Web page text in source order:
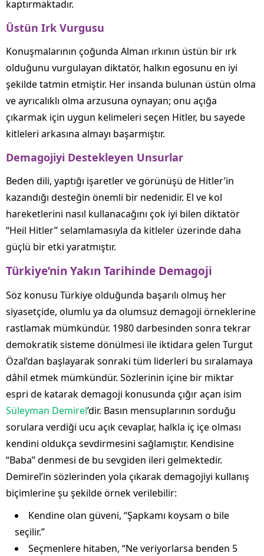
kaptırmaktadır.
Üstün Irk Vurgusu
Konuşmalarının çoğunda Alman ırkının üstün bir ırk
olduğunu vurgulayan diktatör, halkın egosunu en iyi
şekilde tatmin etmiştir. Her insanda bulunan üstün olma
ve ayrıcalıklı olma arzusuna oynayan; onu açığa
çıkarmak için uygun kelimeleri seçen Hitler, bu sayede
kitleleri arkasına almayı başarmıştır.
Demagojiyi Destekleyen Unsurlar
Beden dili, yaptığı işaretler ve görünüşü de Hitler’in
kazandığı desteğin önemli bir nedenidir. El ve kol
hareketlerini nasıl kullanacağını çok iyi bilen diktatör
“Heil Hitler” selamlamasıyla da kitleler üzerinde daha
güçlü bir etki yaratmıştır.
Türkiye’nin Yakın Tarihinde Demagoji
Söz konusu Türkiye olduğunda başarılı olmuş her
siyasetçide, olumlu ya da olumsuz demagoji örneklerine
rastlamak mümkündür. 1980 darbesinden sonra tekrar
demokratik sisteme dönülmesi ile iktidara gelen Turgut
Özal’dan başlayarak sonraki tüm liderleri bu sıralamaya
dâhil etmek mümkündür. Sözlerinin içine bir miktar
espri de katarak demagoji konusunda çığır açan isim
Süleyman Demirel’dir. Basın mensuplarının sorduğu
sorulara verdiği ucu açık cevaplar, halkla iç içe olması
kendini oldukça sevdirmesini sağlamıştır. Kendisine
“Baba” denmesi de bu sevgiden ileri gelmektedir.
Demirel’in sözlerinden yola çıkarak demagojiyi kullanış
biçimlerine şu şekilde örnek verilebilir:
Kendine olan güveni, “Şapkamı koysam o bile
seçilir.”
Seçmenlere hitaben, “Ne veriyorlarsa benden 5